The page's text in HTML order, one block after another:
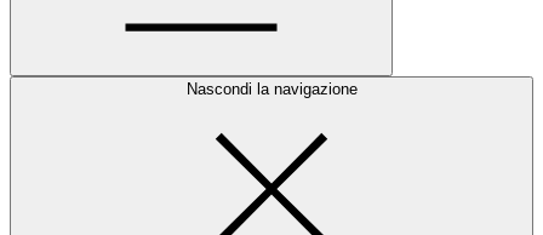
Nascondi la navigazione